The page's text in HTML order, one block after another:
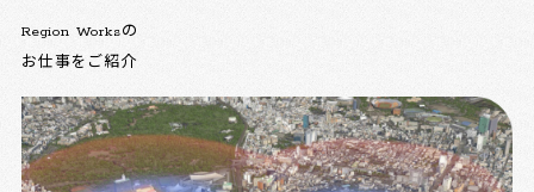
Region Worksの
お仕事をご紹介